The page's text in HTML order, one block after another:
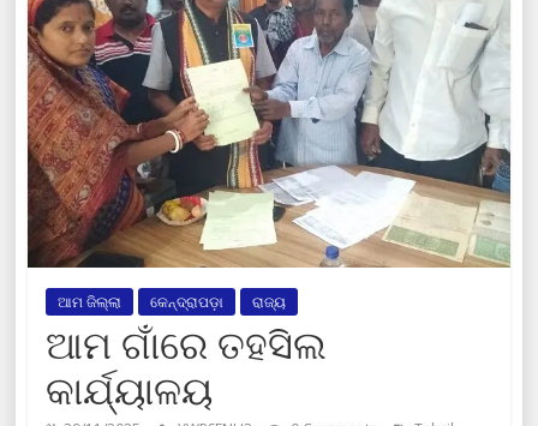
ଆମ ଜିଲ୍ଲା କେନ୍ଦ୍ରାପଡ଼ା ରାଜ୍ୟ
ଆମ ଗାଁରେ ତହସିଲ
କାର୍ଯ୍ୟାଳୟ